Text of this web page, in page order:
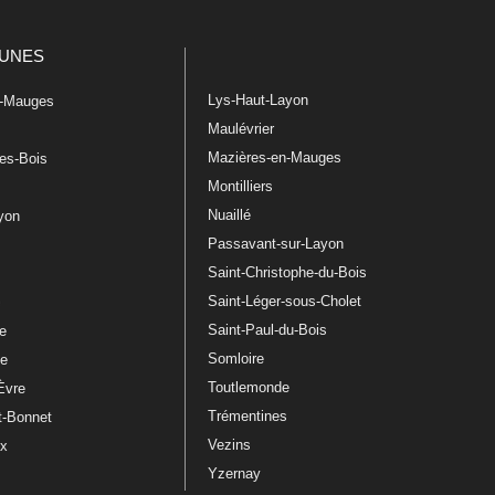
Mauges
Bois
Bonnet
Lys-Haut-Layon
Maulévrier
Mazières-en-Mauges
Montilliers
Nuaillé
Passavant-sur-Layon
Saint-Christophe-du-Bois
Saint-Léger-sous-Cholet
Saint-Paul-du-Bois
Somloire
Toutlemonde
Trémentines
Vezins
Yzernay